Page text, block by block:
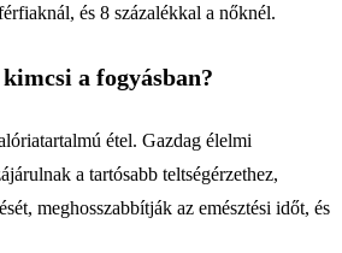
és 8 százalékkal a nőknél.
a fogyásban?
étel. Gazdag élelmi
a tartósabb teltségérzethez,
meghosszabbítják az emésztési időt, és